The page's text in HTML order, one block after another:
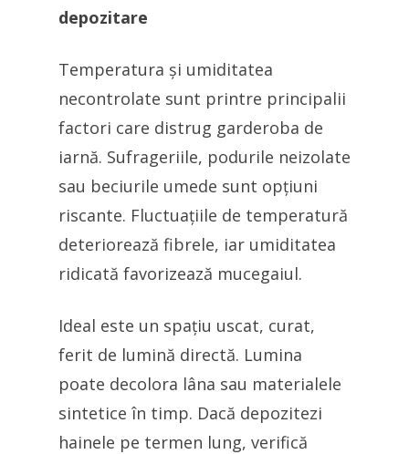
depozitare
Temperatura și umiditatea
necontrolate sunt printre principalii
factori care distrug garderoba de
iarnă. Sufrageriile, podurile neizolate
sau beciurile umede sunt opțiuni
riscante. Fluctuațiile de temperatură
deteriorează fibrele, iar umiditatea
ridicată favorizează mucegaiul.
Ideal este un spațiu uscat, curat,
ferit de lumină directă. Lumina
poate decolora lâna sau materialele
sintetice în timp. Dacă depozitezi
hainele pe termen lung, verifică